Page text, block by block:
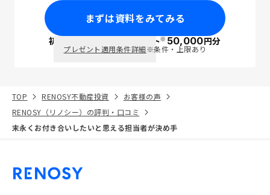
まずは資料をみてみる
初回面談で ポイント※50,000円分
プレゼント適用条件詳細※条件・上限あり
TOP RENOSY不動産投資
お客様の声
RENOSY（リノシー）の評判・口コミ
末永くお付き合いしたいと思える担当者が決め手